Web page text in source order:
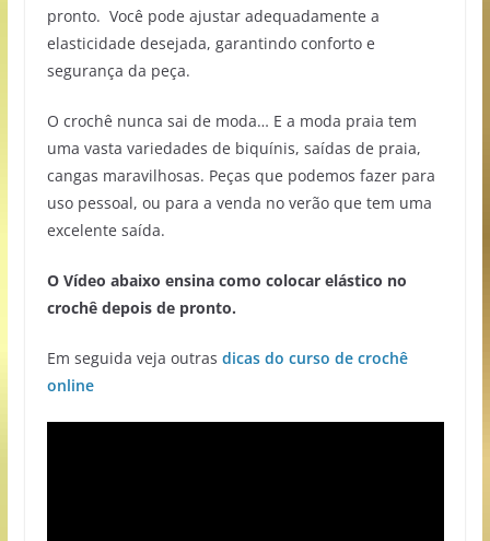
pronto. Você pode ajustar adequadamente a
elasticidade desejada, garantindo conforto e
segurança da peça.
O crochê nunca sai de moda… E a moda praia tem
uma vasta variedades de biquínis, saídas de praia,
cangas maravilhosas. Peças que podemos fazer para
uso pessoal, ou para a venda no verão que tem uma
excelente saída.
O Vídeo abaixo ensina como colocar elástico no
crochê depois de pronto.
Em seguida veja outras dicas do curso de crochê
online